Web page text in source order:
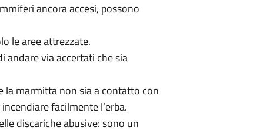
ancora accesi, possono
le aree attrezzate.
andare via accertati che sia
la marmitta non sia a contatto con
facilmente l’erba.
discariche abusive: sono un